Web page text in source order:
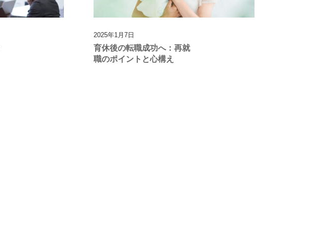
2025年1月7日
育休後の転職成功へ：再就
職のポイントと心構え